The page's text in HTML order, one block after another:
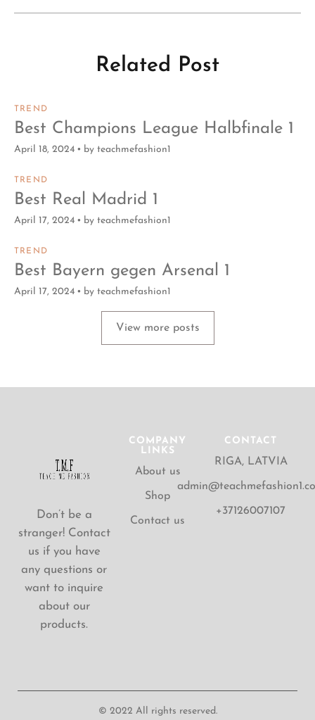
Related Post
TREND
Best Champions League Halbfinale 1
April 18, 2024 by teachmefashion1
TREND
Best Real Madrid 1
April 17, 2024 by teachmefashion1
TREND
Best Bayern gegen Arsenal 1
April 17, 2024 by teachmefashion1
View more posts
Don’t be a
stranger! Contact
us if you have
any questions or
want to inquire
about our
products.
COMPANY
LINKS
About us
Shop
Contact us
CONTACT
RIGA, LATVIA
+37126007107
© 2022 All rights reserved.